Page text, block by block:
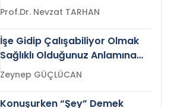
Prof.Dr. Nevzat TARHAN
İşe Gidip Çalışabiliyor Olmak
Sağlıklı Olduğunuz Anlamına
Gelir mi?Zeynep GÜÇLÜCAN
Konuşurken “Şey” Demek